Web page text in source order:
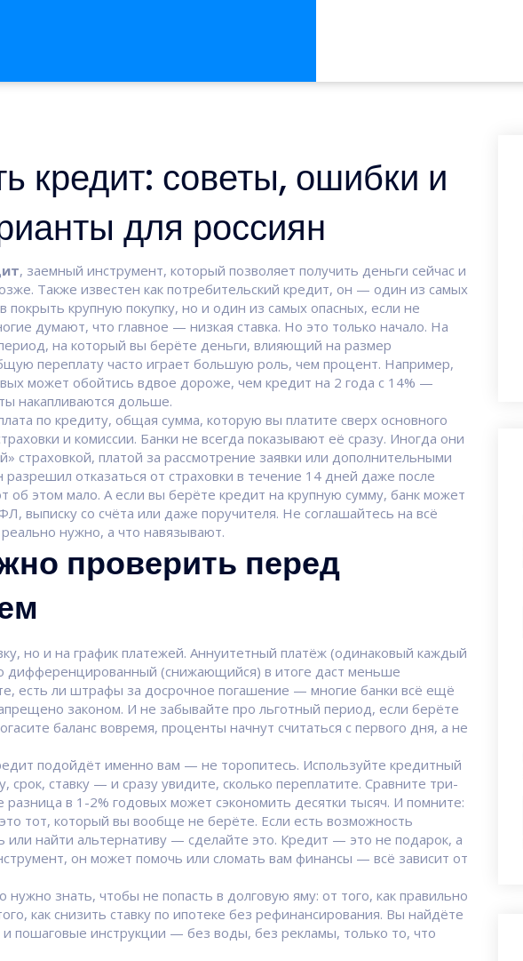
кредит: советы, ошибки и
для россиян
, заемный инструмент, который позволяет получить деньги сейчас и
. Также известен как потребительский кредит, он — один из самых
покрыть крупную покупку, но и один из самых опасных, если не
думают, что главное — низкая ставка. Но это только начало. На
на который вы берёте деньги, влияющий на размер
переплату часто играет большую роль, чем процент. Например,
может обойтись вдвое дороже, чем кредит на 2 года с 14% —
накапливаются дольше.
по кредиту, общая сумма, которую вы платите сверх основного
и комиссии. Банки не всегда показывают её сразу. Иногда они
страховкой, платой за рассмотрение заявки или дополнительными
разрешил отказаться от страховки в течение 14 дней даже после
этом мало. А если вы берёте кредит на крупную сумму, банк может
выписку со счёта или даже поручителя. Не соглашайтесь на всё
нужно, а что навязывают.
проверить перед
но и на график платежей. Аннуитетный платёж (одинаковый каждый
дифференцированный (снижающийся) в итоге даст меньше
есть ли штрафы за досрочное погашение — многие банки всё ещё
законом. И не забывайте про льготный период, если берёте
баланс вовремя, проценты начнут считаться с первого дня, а не
подойдёт именно вам — не торопитесь. Используйте кредитный
срок, ставку — и сразу увидите, сколько переплатите. Сравните три-
в 1-2% годовых может сэкономить десятки тысяч. И помните:
тот, который вы вообще не берёте. Если есть возможность
или найти альтернативу — сделайте это. Кредит — это не подарок, а
он может помочь или сломать вам финансы — всё зависит от
знать, чтобы не попасть в долговую яму: от того, как правильно
как снизить ставку по ипотеке без рефинансирования. Вы найдёте
пошаговые инструкции — без воды, без рекламы, только то, что